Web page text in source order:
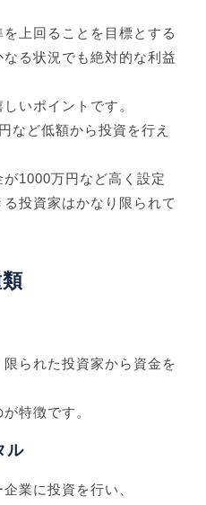
上回ることを目標とする
る状況でも絶対的な利益
いポイントです。
など低額から投資を行え
1000万円など高く設定
投資家はかなり限られて
られた投資家から資金を
特徴です。
ル
業に投資を行い、